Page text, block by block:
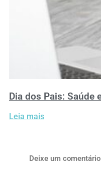
Dia dos Pais: Saúde
Leia mais
Deixe um comentário